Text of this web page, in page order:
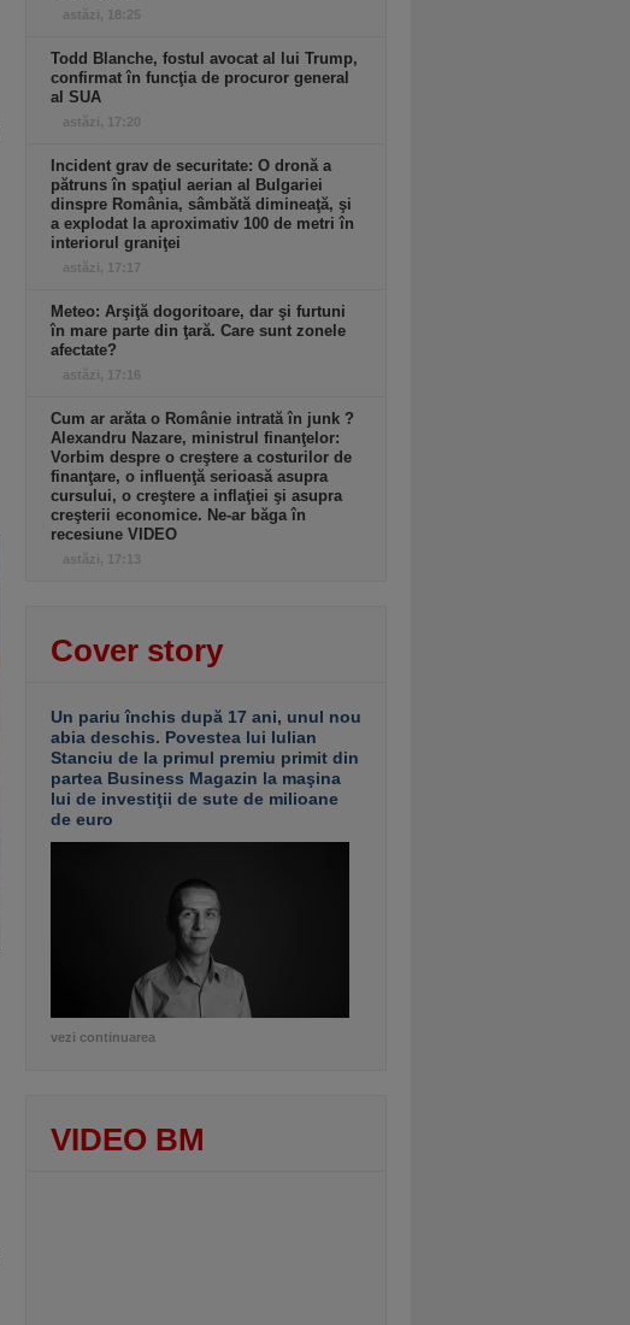
astăzi, 18:25
Todd Blanche, fostul avocat al lui Trump,
confirmat în funcţia de procuror general
al SUA
astăzi, 17:20
Incident grav de securitate: O dronă a
pătruns în spaţiul aerian al Bulgariei
dinspre România, sâmbătă dimineaţă, şi
a explodat la aproximativ 100 de metri în
interiorul graniţei
astăzi, 17:17
Meteo: Arşiţă dogoritoare, dar şi furtuni
în mare parte din ţară. Care sunt zonele
afectate?
astăzi, 17:16
Cum ar arăta o Românie intrată în junk ?
Alexandru Nazare, ministrul finanţelor:
Vorbim despre o creştere a costurilor de
finanţare, o influenţă serioasă asupra
cursului, o creştere a inflaţiei şi asupra
creşterii economice. Ne-ar băga în
recesiune VIDEO
astăzi, 17:13
Cover story
Un pariu închis după 17 ani, unul nou
abia deschis. Povestea lui Iulian
Stanciu de la primul premiu primit din
partea Business Magazin la maşina
lui de investiţii de sute de milioane
de euro
vezi continuarea
VIDEO BM